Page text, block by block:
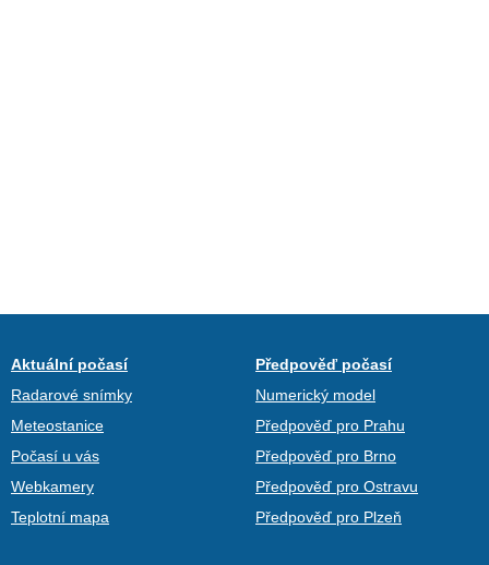
Aktuální počasí
Radarové snímky
Meteostanice
Počasí u vás
Webkamery
Teplotní mapa
Předpověď počasí
Numerický model
Předpověď pro Prahu
Předpověď pro Brno
Předpověď pro Ostravu
Předpověď pro Plzeň